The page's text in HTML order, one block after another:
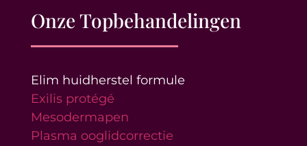
Onze Topbehandelingen
Elim huidherstel formule
Exilis protégé
Mesodermapen
Plasma ooglidcorrectie